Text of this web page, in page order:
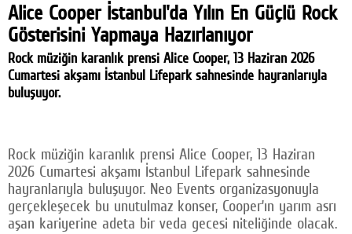
Sağlık
Yazarlar
Künye
A24 SOSYAL MEDYA
Facebook
Twitter
Alice Cooper İstanbul'da Yılın En Güçlü Rock
Gösterisini Yapmaya Hazırlanıyor
Rock müziğin karanlık prensi Alice Cooper, 13 Haziran 2026
Cumartesi akşamı İstanbul Lifepark sahnesinde hayranlarıyla
buluşuyor.
Rock müziğin karanlık prensi Alice Cooper, 13 Haziran
2026 Cumartesi akşamı İstanbul Lifepark sahnesinde
hayranlarıyla buluşuyor. Neo Events organizasyonuyla
gerçekleşecek bu unutulmaz konser, Cooper’ın yarım asrı
aşan kariyerine adeta bir veda gecesi niteliğinde olacak.